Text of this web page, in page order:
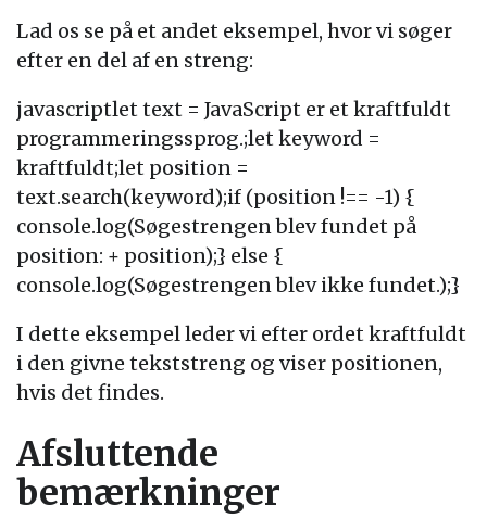
Lad os se på et andet eksempel, hvor vi søger
efter en del af en streng:
javascriptlet text = JavaScript er et kraftfuldt
programmeringssprog.;let keyword =
kraftfuldt;let position =
text.search(keyword);if (position !== -1) {
console.log(Søgestrengen blev fundet på
position: + position);} else {
console.log(Søgestrengen blev ikke fundet.);}
I dette eksempel leder vi efter ordet kraftfuldt
i den givne tekststreng og viser positionen,
hvis det findes.
Afsluttende
bemærkninger